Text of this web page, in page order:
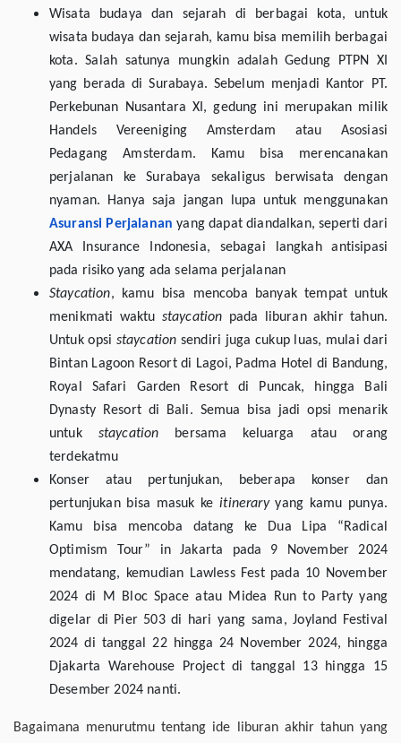
Wisata budaya dan sejarah di berbagai kota, untuk
wisata budaya dan sejarah, kamu bisa memilih berbagai
kota. Salah satunya mungkin adalah Gedung PTPN XI
yang berada di Surabaya. Sebelum menjadi Kantor PT.
Perkebunan Nusantara XI, gedung ini merupakan milik
Handels Vereeniging Amsterdam atau Asosiasi
Pedagang Amsterdam. Kamu bisa merencanakan
perjalanan ke Surabaya sekaligus berwisata dengan
nyaman. Hanya saja jangan lupa untuk menggunakan
Asuransi Perjalanan yang dapat diandalkan, seperti dari
AXA Insurance Indonesia, sebagai langkah antisipasi
pada risiko yang ada selama perjalanan
Staycation, kamu bisa mencoba banyak tempat untuk
menikmati waktu staycation pada liburan akhir tahun.
Untuk opsi staycation sendiri juga cukup luas, mulai dari
Bintan Lagoon Resort di Lagoi, Padma Hotel di Bandung,
Royal Safari Garden Resort di Puncak, hingga Bali
Dynasty Resort di Bali. Semua bisa jadi opsi menarik
untuk staycation bersama keluarga atau orang
terdekatmu
Konser atau pertunjukan, beberapa konser dan
pertunjukan bisa masuk keitineraryyang kamu punya.
Kamu bisa mencoba datang ke Dua Lipa “Radical
Optimism Tour” in Jakarta pada 9 November 2024
mendatang, kemudian Lawless Fest pada 10 November
2024 di M Bloc Space atau Midea Run to Party yang
digelar di Pier 503 di hari yang sama, Joyland Festival
2024 di tanggal 22 hingga 24 November 2024, hingga
Djakarta Warehouse Project di tanggal 13 hingga 15
Desember 2024 nanti.
Bagaimana menurutmu tentang ide liburan akhir tahun yang